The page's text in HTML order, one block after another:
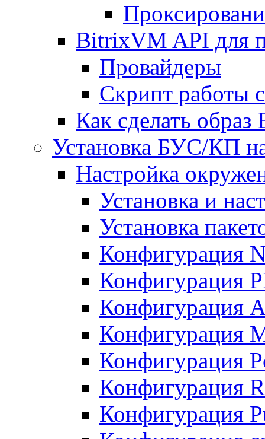
BitrixVM API для
Провайдеры
Скрипт работы
Как сделать
Установка БУС/КП
Настройка
Установка и
Установка
Конфигурация
Конфигурация
Конфигурация
Конфигурация
Конфигурация
Конфигурация
Конфигурация